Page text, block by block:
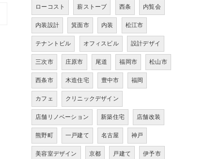
ローコスト 薪ストーブ 西条 内覧会
内装設計 箕面市 内装 松江市
テナントビル オフィスビル 設計デザイ
三次市 庄原市 尾道 福岡市 松山市
西条市 木造住宅 豊中市 福岡
カフェ クリニックデザイン
店舗リノベーション 新築住宅 店舗改装
熊野町 一戸建て 名古屋 神戸
美容室デザイン 京都 戸建て 伊予市